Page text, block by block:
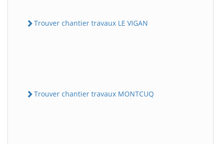
Trouver chantier travaux LE VIGAN
Trouver chantier travaux MONTCUQ